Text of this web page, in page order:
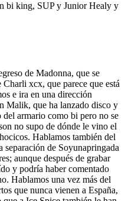
bi king, SUP y Junior Healy y
de Madonna, que se
xcx, que parece que está
e ira en una dirección
Malik, que ha lanzado disco y
del armario como bi pero no se
no supo de dónde le vino el
Hablamos también del
separación de Soyunapringada
aunque después de grabar
y podría haber comentado
Hablamos una vez más del
que nunca vienen a España,